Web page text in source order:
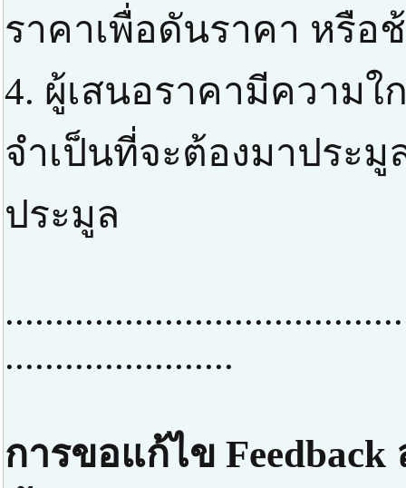
ราคาเพื่อดันราคา หรือ
4. ผู้เสนอราคามีความ
จำเป็นที่จะต้องมาประ
ประมูล
.......................
การขอแก้ไข Feedback